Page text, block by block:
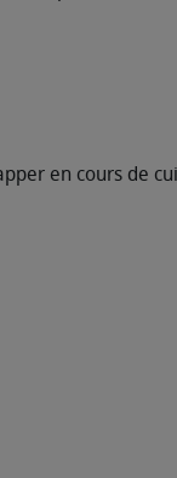
en cours de